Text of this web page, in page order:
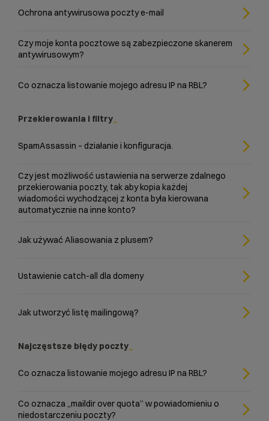
Ochrona antywirusowa poczty e-mail
Czy moje konta pocztowe są zabezpieczone skanerem
antywirusowym?
Co oznacza listowanie mojego adresu IP na RBL?
Przekierowania i filtry
SpamAssassin – działanie i konfiguracja.
Czy jest możliwość ustawienia na serwerze zdalnego
przekierowania poczty, tak aby kopia każdej
wiadomości wychodzącej z konta była kierowana
automatycznie na inne konto?
Jak używać Aliasowania z plusem?
Ustawienie catch-all dla domeny
Jak utworzyć listę mailingową?
Najczęstsze błędy poczty
Co oznacza listowanie mojego adresu IP na RBL?
Co oznacza „maildir over quota” w powiadomieniu o
niedostarczeniu poczty?